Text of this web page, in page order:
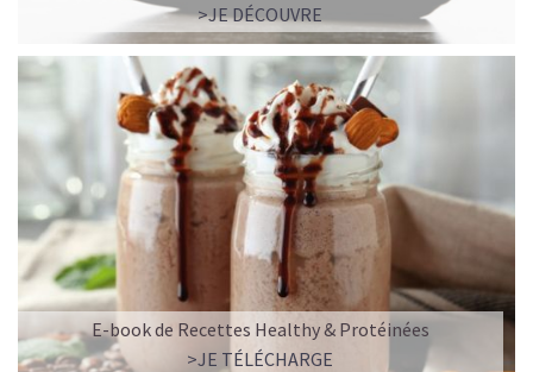
>JE DÉCOUVRE
E-book de Recettes Healthy & Protéinées
>JE TÉLÉCHARGE